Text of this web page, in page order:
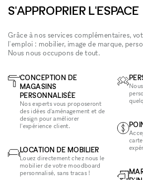
S'APPROPRIER L'ESPACE
Grâce à nos services complémentaires,
l'emploi : mobilier, image de marque,
Nous nous occupons de tout.
CONCEPTION DE
MAGASINS
PERSONNALISÉE
Nos experts vous proposeront
des idées d'aménagement et de
design pour améliorer
l'expérience client.
LOCATION DE MOBILIER
Louez directement chez nous le
mobilier de votre moodboard
personnalisé, sans tracas !